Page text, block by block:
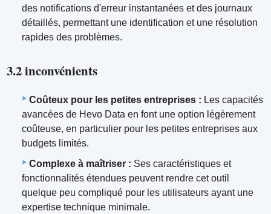
des notifications d'erreur instantanées et des journaux
détaillés, permettant une identification et une résolution
rapides des problèmes.
3.2 inconvénients
Coûteux pour les petites entreprises : Les capacités
avancées de Hevo Data en font une option légèrement
coûteuse, en particulier pour les petites entreprises aux
budgets limités.
Complexe à maîtriser : Ses caractéristiques et
fonctionnalités étendues peuvent rendre cet outil
quelque peu compliqué pour les utilisateurs ayant une
expertise technique minimale.